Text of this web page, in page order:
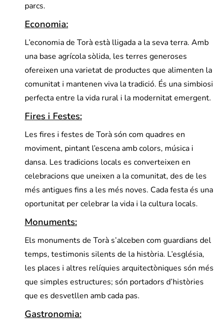
parcs.
Economia:
L’economia de Torà està lligada a la seva terra. Amb
una base agrícola sòlida, les terres generoses
ofereixen una varietat de productes que alimenten la
comunitat i mantenen viva la tradició. És una simbiosi
perfecta entre la vida rural i la modernitat emergent.
Fires i Festes:
Les fires i festes de Torà són com quadres en
moviment, pintant l’escena amb colors, música i
dansa. Les tradicions locals es converteixen en
celebracions que uneixen a la comunitat, des de les
més antigues fins a les més noves. Cada festa és una
oportunitat per celebrar la vida i la cultura locals.
Monuments:
Els monuments de Torà s’alceben com guardians del
temps, testimonis silents de la història. L’església,
les places i altres relíquies arquitectòniques són més
que simples estructures; són portadors d’històries
que es desvetllen amb cada pas.
Gastronomia: